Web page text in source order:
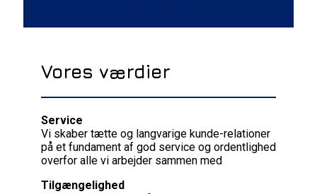
Vores værdier
Service
Vi skaber tætte og langvarige kunde-relationer
på et fundament af god service og ordentlighed
overfor alle vi arbejder sammen med
Tilgængelighed